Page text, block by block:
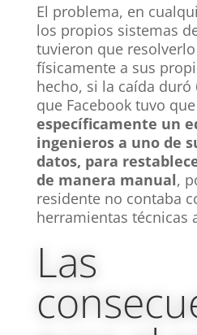
El problema, en
los propios sistemas
tuvieron que
físicamente a sus
hecho, si la caída duró
que Facebook tuvo que
específicamente un
ingenieros a uno de
datos, para
de manera manual,
residente no contaba
herramientas técnicas
Las